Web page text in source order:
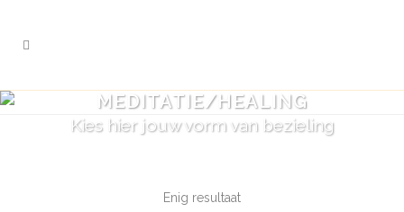
MEDITATIE/HEALING
Kies hier jouw vorm van bezieling
Enig resultaat